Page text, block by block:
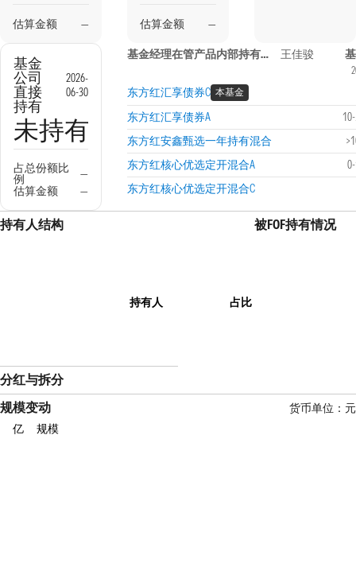
估算金额 — 估算金额 —
基金
公司
直接
持有
2026-
06-30
未持有
占总份额比
例
—
估算金额
—
基金经理在管产品内部持有信息 王佳骏
东方红汇享债券C 本基金
东方红汇享债券A
东方红安鑫甄选一年持有混合
东方红核心优选定开混合A
东方红核心优选定开混合C
持有人结构
持有人 占比
被FOF持有情况
分红与拆分
规模变动
货币单位：元
亿
规模